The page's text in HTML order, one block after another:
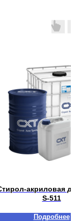
акриловая
S-511
Подробнее